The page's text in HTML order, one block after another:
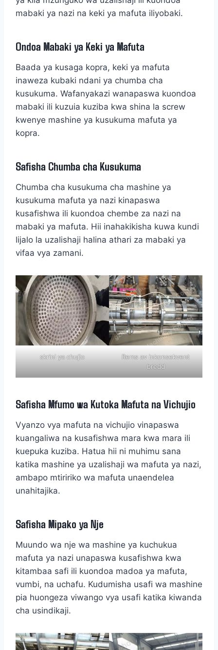
mabaki ya nazi na keki ya mafuta iliyobaki.
Ondoa Mabaki ya Keki ya Mafuta
Baada ya kusaga kopra, keki ya mafuta
inaweza kubaki ndani ya chumba cha
kusukuma. Wafanyakazi wanapaswa kuondoa
mabaki ili kuzuia kuziba kwa shina la screw
kwenye mashine ya kusukuma mafuta ya
kopra.
Safisha Chumba cha Kusukuma
Chumba cha kusukuma cha mashine ya
kusukuma mafuta ya nazi kinapaswa
kusafishwa ili kuondoa chembe za nazi na
mabaki ya mafuta. Hii inahakikisha kuwa kundi
lijalo la uzalishaji halina athari za mabaki ya
vifaa vya zamani.
skrini ya chujio
Rems av inkonsekvent
bredd
Safisha Mfumo wa Kutoka Mafuta na Vichujio
Vyanzo vya mafuta na vichujio vinapaswa
kuangaliwa na kusafishwa mara kwa mara ili
kuepuka kuziba. Hatua hii ni muhimu sana
katika mashine ya uzalishaji wa mafuta ya nazi,
ambapo mtiririko wa mafuta unaendelea
unahitajika.
Safisha Mipako ya Nje
Muundo wa nje wa mashine ya kuchukua
mafuta ya nazi unapaswa kusafishwa kwa
kitambaa safi ili kuondoa madoa ya mafuta,
vumbi, na uchafu. Kudumisha usafi wa mashine
pia huongeza viwango vya usafi katika kiwanda
cha usindikaji.